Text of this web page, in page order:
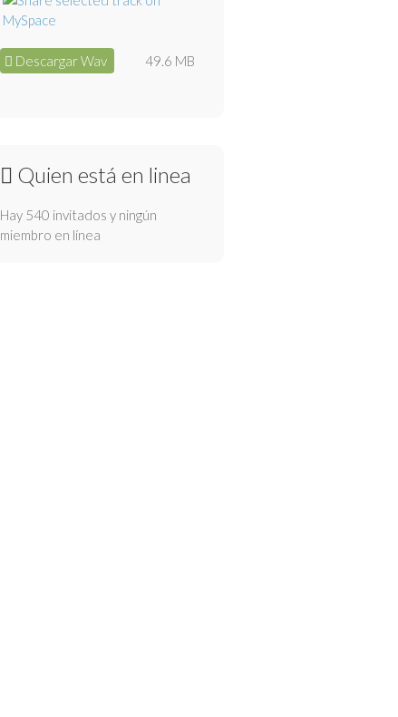
Descargar Wav 49.6 MB
Quien está en linea
Hay 540 invitados y ningún
miembro en línea